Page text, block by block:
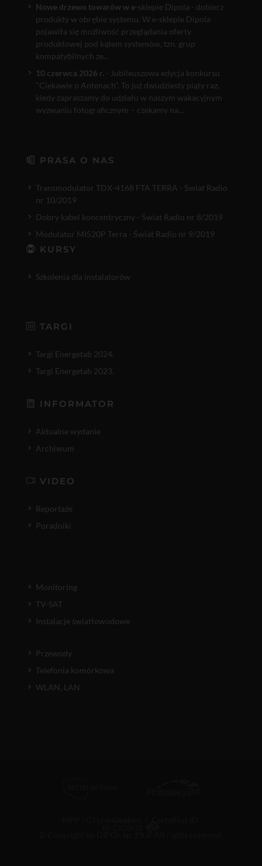
Nowe drzewo towarów w e-sklepie Dipola - dobierz
produkty w obrębie systemu. W e-sklepie Dipola
pojawiła się możliwość przeglądania oferty
produktowej pod kątem systemów, tzn. grup
kompatybilnych ze...
10 czerwca 2026 r. - Jubileuszowa edycja konkursu
"Ciekawie o Antenach". To już dwudziesty piąty raz,
kiedy zapraszamy do udziału w naszym wakacyjnym
wyzwaniu fotograficznym – czekamy na...
PRASA O NAS
Transmodulator TDX-4168 FTA TERRA - Świat Radio
nr 10/2019
Dobry kabel koncentryczny - Świat Radio nr 8/2019
Modulator MI520P Terra - Świat Radio nr 9/2019
KURSY
Szkolenia dla instalatorów
TARGI
Targi Energetab 2024.
Targi Energetab 2023.
INFORMATOR
Aktualne wydanie
Archiwum
VIDEO
Reportaże
Poradniki
Monitoring
TV-SAT
Instalacje światłowodowe
Przewody
Telefonia komórkowa
WLAN, LAN